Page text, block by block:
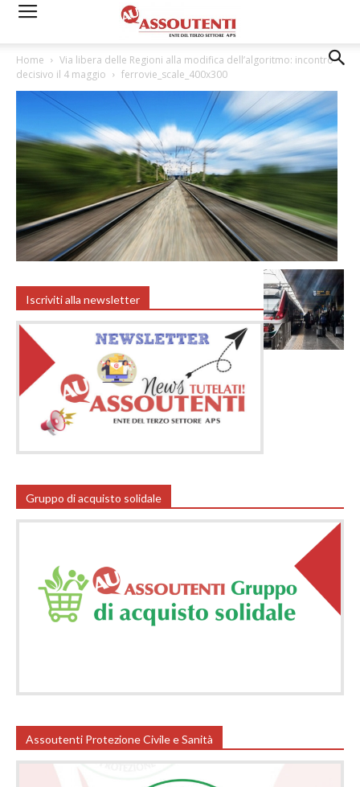
Home
Via libera delle Regioni alla modifica dell’algoritmo: incontro
decisivo il 4 maggio
ferrovie_scale_400x300
Iscriviti alla newsletter
Gruppo di acquisto solidale
Assoutenti Protezione Civile e Sanità